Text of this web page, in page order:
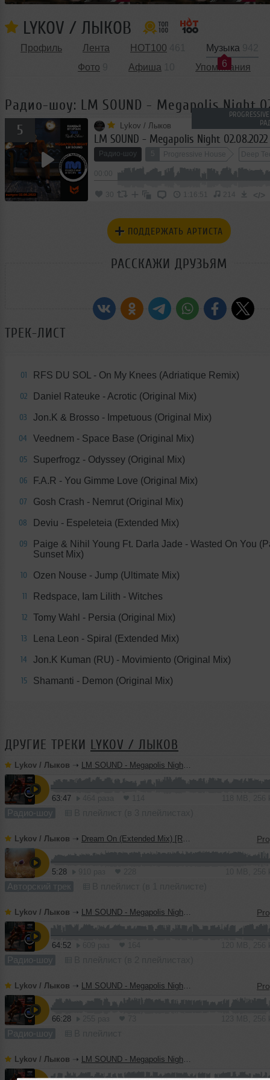
LYKOV / ЛЫКОВ
Профиль Лента HOT100
Музыка
6
Фото
Афиша Упоминания
Радио-шоу: LM SOUND - Megapolis Night
5 Lykov / Лыков
LM SOUND - Megapolis Night 02.08.2022
Радио-шоу 5 Progressive House Deep
30 1:16:51 214 </>
ПОДДЕРЖАТЬ АРТИСТА
РАССКАЖИ ДРУЗЬЯМ
ТРЕК-ЛИСТ
01 RFS DU SOL - On My Knees (Adriatique Remix)
02 Daniel Rateuke - Acrotic (Original Mix)
03 Jon.K & Brosso - Impetuous (Original Mix)
04 Veednem - Space Base (Original Mix)
05 Superfrogz - Odyssey (Original Mix)
06 F.A.R - You Gimme Love (Original Mix)
07 Gosh Crash - Nemrut (Original Mix)
08 Deviu - Espeleteia (Extended Mix)
09
Paige & Nihil Young Ft. Darla Jade - Wasted On You
Sunset Mix)
10 Ozen Nouse - Jump (Ultimate Mix)
11 Redspace, Iam Lilith - Witches
12 Tomy Wahl - Persia (Original Mix)
13 Lena Leon - Spiral (Extended Mix)
14 Jon.K Kuman (RU) - Movimiento (Original Mix)
15 Shamanti - Demon (Original Mix)
ДРУГИЕ ТРЕКИ LYKOV / ЛЫКОВ
Lykov / Лыков ➝ LM SOUND - Megapolis Night 28.07.2026
63:47
Радио-шоу
Lykov / Лыков ➝ Dream On (Extended Mix) [Road Story Records]
5:28
Авторский трек
Lykov / Лыков ➝ LM SOUND - Megapolis Night 21.07.2026
64:52
Радио-шоу
Lykov / Лыков ➝ LM SOUND - Megapolis Night 14.07.2026
66:28
Радио-шоу
Lykov / Лыков ➝ LM SOUND - Megapolis Night 07.07.2026